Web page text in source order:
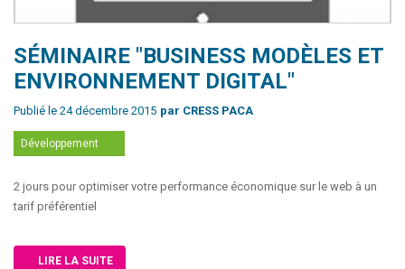
SÉMINAIRE "BUSINESS MODÈLES ET
ENVIRONNEMENT DIGITAL"
Publié le 24 décembre 2015 par CRESS PACA
Développement
2 jours pour optimiser votre performance économique sur le web à un
tarif préférentiel
LIRE LA SUITE